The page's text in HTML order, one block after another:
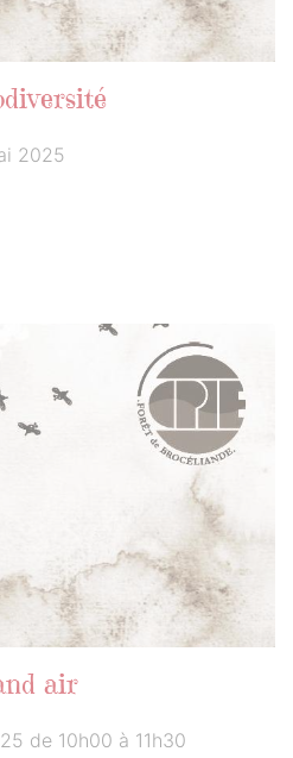
2025
air
de 10h00 à 11h30